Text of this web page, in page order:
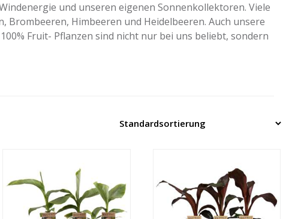
und unseren eigenen Sonnenkollektoren. Viele
Brombeeren, Himbeeren und Heidelbeeren. Auch unsere
Fruit- Pflanzen sind nicht nur bei uns beliebt, sondern